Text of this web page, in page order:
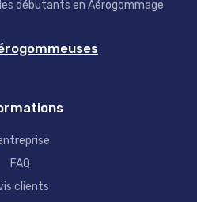
débutants en Aérogommage
FAQ
clients